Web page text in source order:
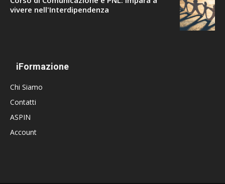
vivere nell'Interdipendenza
iFormazione
Chi Siamo
Contatti
ASPIN
Account